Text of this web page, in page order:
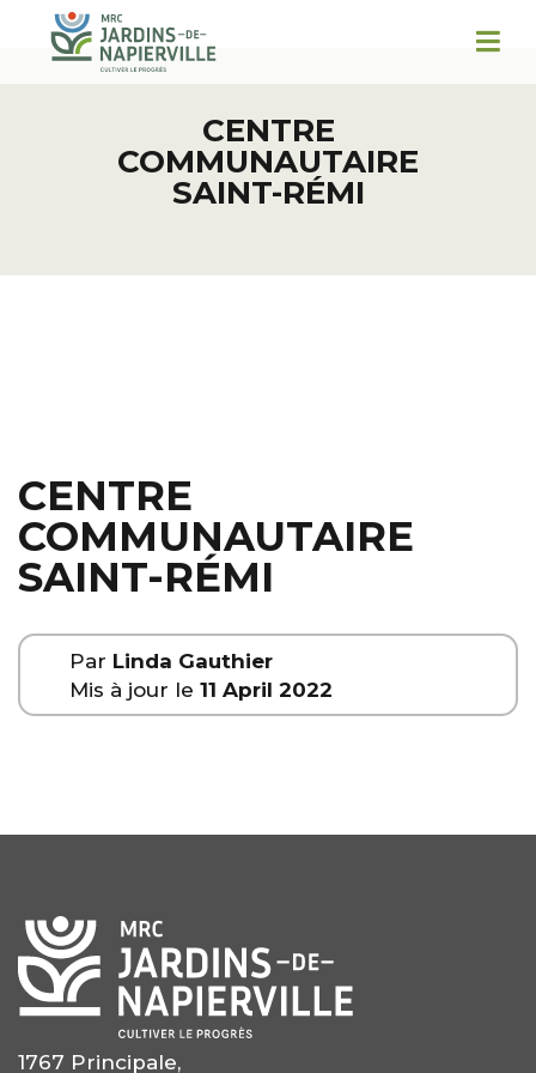
CENTRE
COMMUNAUTAIRE
SAINT-RÉMI
CENTRE
COMMUNAUTAIRE
SAINT-RÉMI
Par Linda Gauthier
Mis à jour le 11 April 2022
1767 Principale,